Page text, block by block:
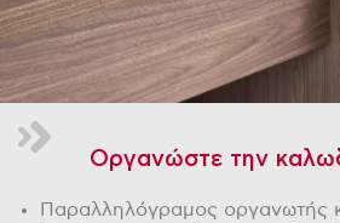
Οργανώστε την
Παραλληλόγραμος οργανωτής